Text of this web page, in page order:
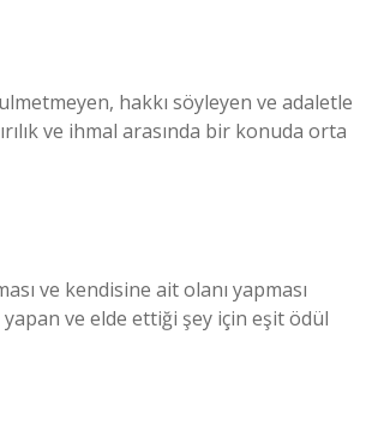
hakkı söyleyen ve adaletle
ve ihmal arasında bir konuda orta
ve kendisine ait olanı yapması
ve elde ettiği şey için eşit ödül